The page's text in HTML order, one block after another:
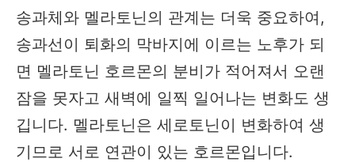
송과체와 멜라토닌의 관계는 더욱 중요하여,
송과선이 퇴화의 막바지에 이르는 노후가 되
면 멜라토닌 호르몬의 분비가 적어져서 오랜
잠을 못자고 새벽에 일찍 일어나는 변화도 생
깁니다. 멜라토닌은 세로토닌이 변화하여 생
기므로 서로 연관이 있는 호르몬입니다.